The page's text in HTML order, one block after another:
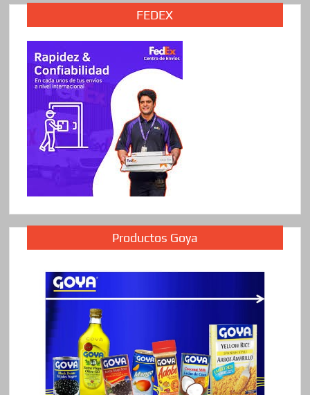
FEDEX
Productos Goya